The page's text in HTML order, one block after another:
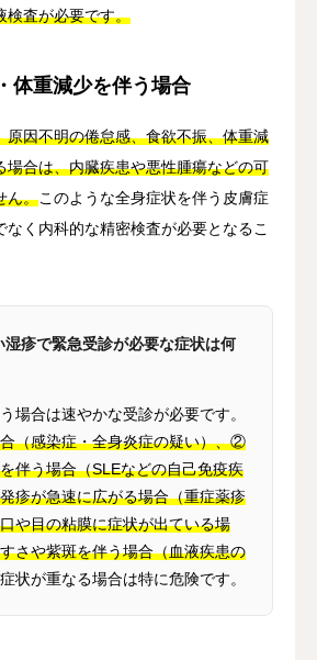
検査が必要です。
体重減少を伴う場合
原因不明の倦怠感、食欲不振、体重減
場合は、内臓疾患や悪性腫瘍などの可
ん。このような全身症状を伴う皮膚症
なく内科的な精密検査が必要となるこ
湿疹で緊急受診が必要な症状は何
場合は速やかな受診が必要です。
（感染症・全身炎症の疑い）、②
伴う場合（SLEなどの自己免疫疾
疹が急速に広がる場合（重症薬疹
や目の粘膜に症状が出ている場
さや紫斑を伴う場合（血液疾患の
状が重なる場合は特に危険です。